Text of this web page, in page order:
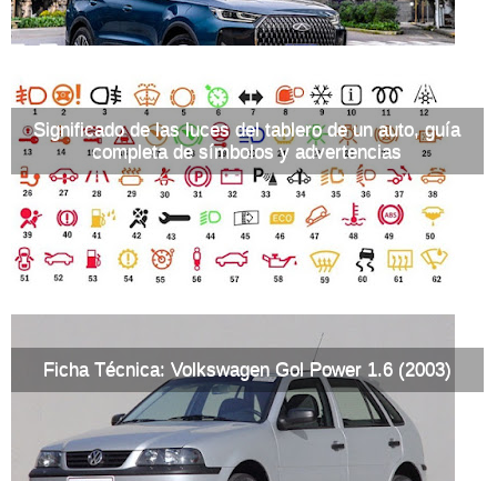
Significado de las luces del tablero de un auto, guía
completa de símbolos y advertencias
Ficha Técnica: Volkswagen Gol Power 1.6 (2003)